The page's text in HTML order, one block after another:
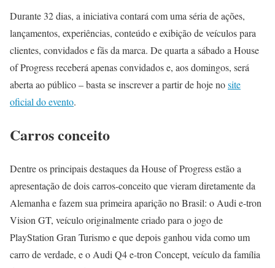
Durante 32 dias, a iniciativa contará com uma séria de ações,
lançamentos, experiências, conteúdo e exibição de veículos para
clientes, convidados e fãs da marca. De quarta a sábado a House
of Progress receberá apenas convidados e, aos domingos, será
aberta ao público – basta se inscrever a partir de hoje nosite
oficial do evento.
Carros conceito
Dentre os principais destaques da House of Progress estão a
apresentação de dois carros-conceito que vieram diretamente da
Alemanha e fazem sua primeira aparição no Brasil: o Audi e-tron
Vision GT, veículo originalmente criado para o jogo de
PlayStation Gran Turismo e que depois ganhou vida como um
carro de verdade, e o Audi Q4 e-tron Concept, veículo da família